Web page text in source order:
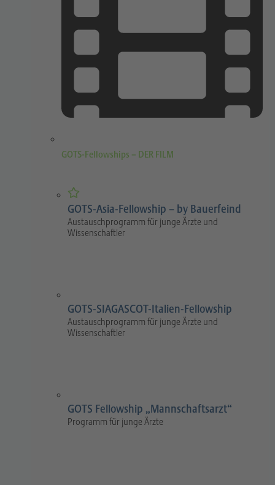
GOTS-Fellowships – DER FILM
GOTS-Asia-Fellowship – by Bauerfeind
Austauschprogramm für junge Ärzte und
Wissenschaftler
GOTS-SIAGASCOT-Italien-Fellowship
Austauschprogramm für junge Ärzte und
Wissenschaftler
GOTS Fellowship „Mannschaftsarzt“
Programm für junge Ärzte